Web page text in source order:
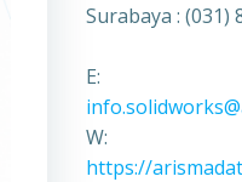
Surabaya : (031)
E:
W:
https://